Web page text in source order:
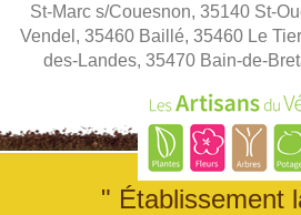
St-Marc s/Couesnon, 35140 St-
Vendel, 35460 Baillé, 35460 Le
des-Landes, 35470 Bain-de-
" Établissement